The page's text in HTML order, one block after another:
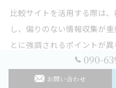
比較サイトを活用する際は
し、偏りのない情報収集が重
とに強調されるポイントが
くなるからです。例えば、
ミの具体性を比較し、実際
090-
お問い合わせ